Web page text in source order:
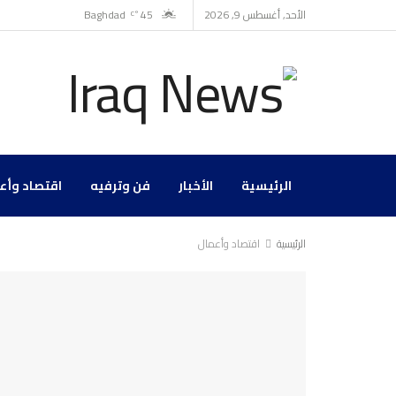
الأحد, أغسطس 9, 2026 45
°C
Baghdad
الرئيسية الأخبار فن وترفيه اقتصاد
الرئيسية اقتصاد وأعمال